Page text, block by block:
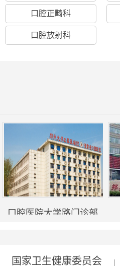
口腔正畸科
口腔放射科
口腔医院大学路门诊部
国家卫生健康委员会